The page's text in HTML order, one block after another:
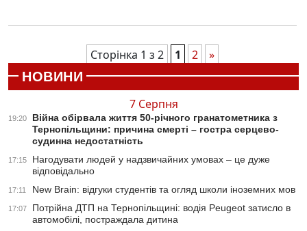
Сторінка 1 з 2 1 2
»
НОВИНИ
7 Серпня
19:20
Війна обірвала життя 50-річного гранатометника з
Тернопільщини: причина смерті – гостра серцево-
судинна недостатність
17:15
Нагодувати людей у надзвичайних умовах – це дуже
відповідально
17:11 New Brain: відгуки студентів та огляд школи іноземних мов
17:07
Потрійна ДТП на Тернопільщині: водія Peugeot затисло в
автомобілі, постраждала дитина